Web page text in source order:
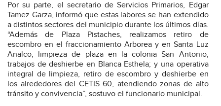
Por su parte, el secretario de Servicios Primarios, Edgar
Tamez Garza, informó que estas labores se han extendido
a distintos sectores del municipio durante los últimos días.
“Además de Plaza Pistaches, realizamos retiro de
escombro en el fraccionamiento Arborea y en Santa Luz
Analco; limpieza de plaza en la colonia San Antonio;
trabajos de deshierbe en Blanca Esthela; y una operativa
integral de limpieza, retiro de escombro y deshierbe en
los alrededores del CETIS 60, atendiendo zonas de alto
tránsito y convivencia”, sostuvo el funcionario municipal.